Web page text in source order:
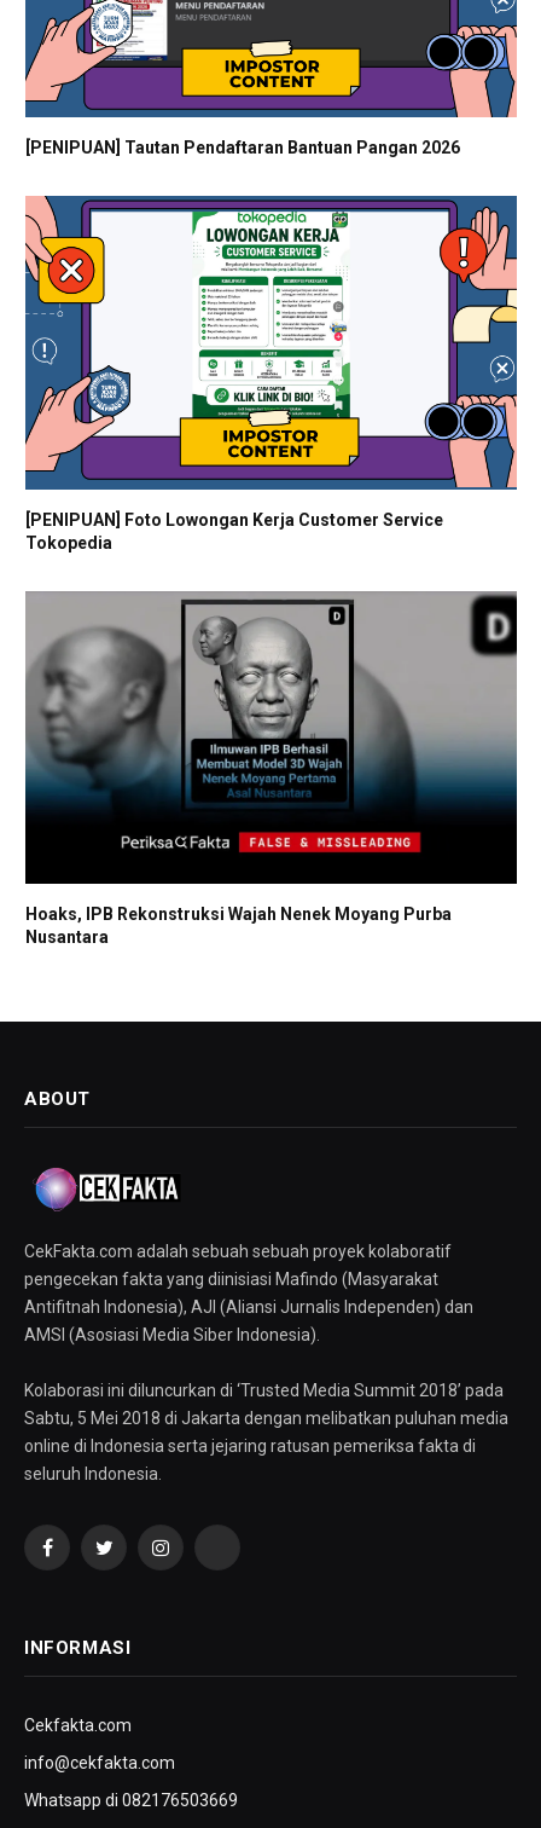
[PENIPUAN] Tautan Pendaftaran Bantuan Pangan 2026
[PENIPUAN] Foto Lowongan Kerja Customer Service
Tokopedia
Hoaks, IPB Rekonstruksi Wajah Nenek Moyang Purba
Nusantara
ABOUT
CekFakta.com adalah sebuah sebuah proyek kolaboratif
pengecekan fakta yang diinisiasi Mafindo (Masyarakat
Antifitnah Indonesia), AJI (Aliansi Jurnalis Independen) dan
AMSI (Asosiasi Media Siber Indonesia).
Kolaborasi ini diluncurkan di ‘Trusted Media Summit 2018’ pada
Sabtu, 5 Mei 2018 di Jakarta dengan melibatkan puluhan media
online di Indonesia serta jejaring ratusan pemeriksa fakta di
seluruh Indonesia.
FacebookTwitterInstagramYouTube
INFORMASI
Cekfakta.com
info@cekfakta.com
Whatsapp di 082176503669